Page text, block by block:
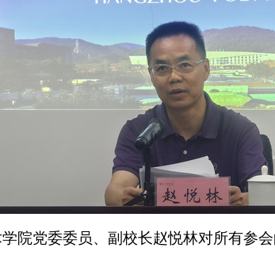
院党委委员、副校长赵悦林对所有参